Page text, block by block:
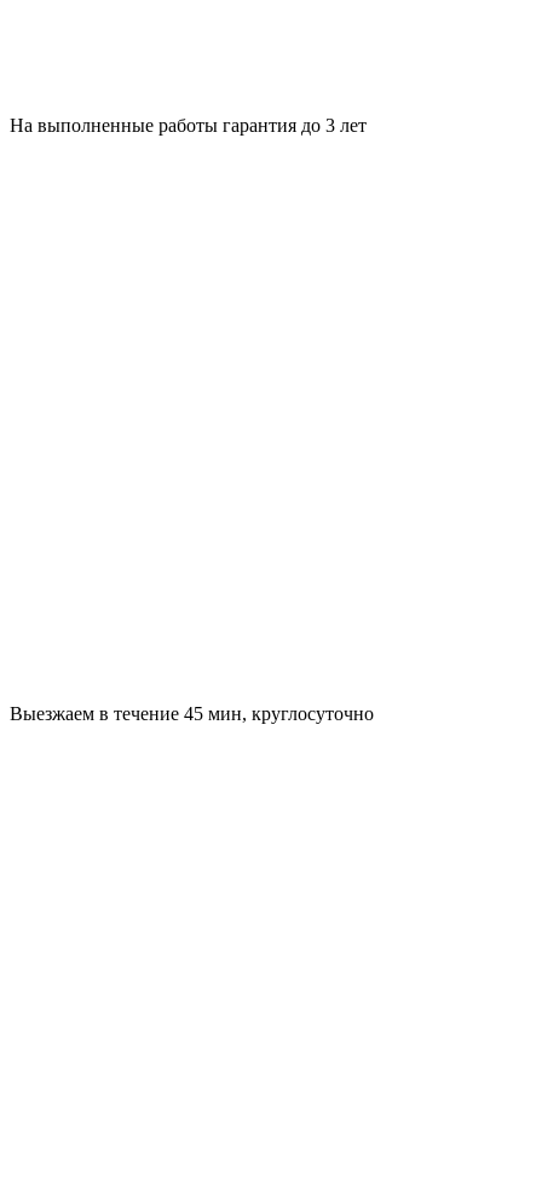
На выполненные работы гарантия до 3 лет
Выезжаем в течение 45 мин, круглосуточно